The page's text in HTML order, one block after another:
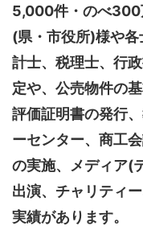
5,000件・のべ300
(県・市役所)様や
計士、税理士、行
定や、公売物件の
評価証明書の発行
ーセンター、商工
の実施、メディア(
出演、チャリティ
実績があります。